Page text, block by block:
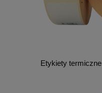
Etykiety